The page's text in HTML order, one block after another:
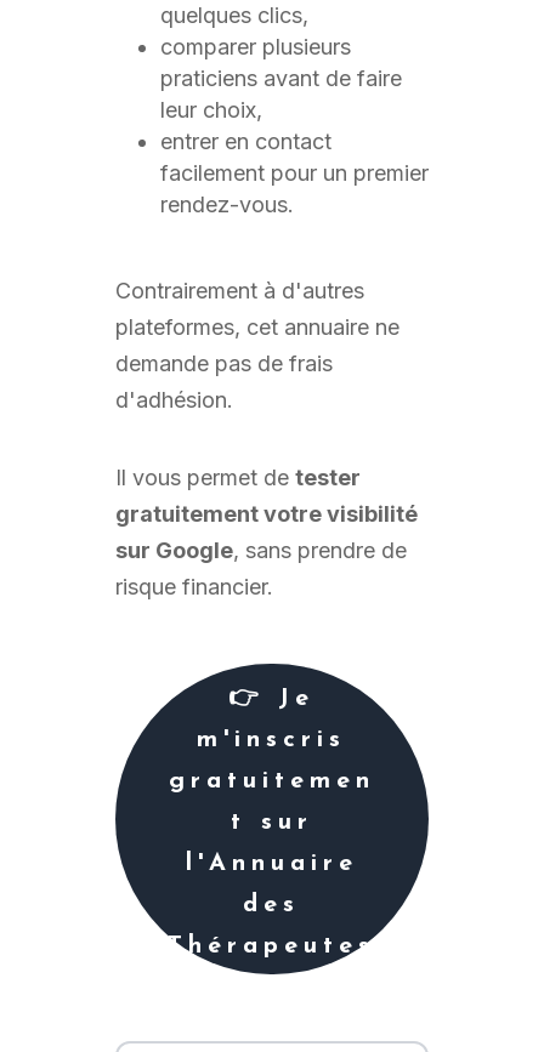
quelques clics,
comparer plusieurs
praticiens avant de faire
leur choix,
entrer en contact
facilement pour un premier
rendez-vous.
Contrairement à d'autres
plateformes, cet annuaire ne
demande pas de frais
d'adhésion.
Il vous permet de tester
gratuitement votre visibilité
sur Google, sans prendre de
risque financier.
👉 Je
m'inscris
gratuitemen
t sur
l'Annuaire
des
Thérapeutes